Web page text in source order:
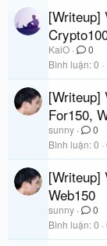
[Writeup]
KaiO
0
Bình luận 0
[Writeup]
For150,
sunny
0
Bình luận 0
[Writeup]
Web150
sunny
0
Bình luận 0